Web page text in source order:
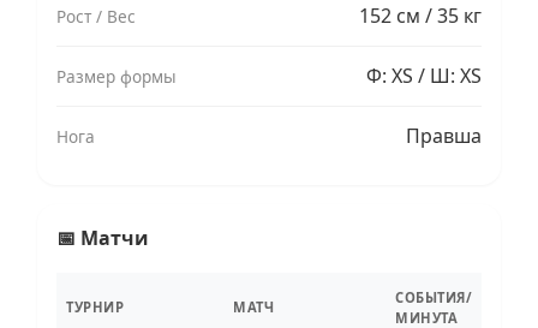
Рост / Вес 152 см / 35 кг
Размер формы Ф: XS / Ш: XS
Нога Правша
📅 Матчи
ТУРНИР МАТЧ
СОБЫТИЯ/
МИНУТА